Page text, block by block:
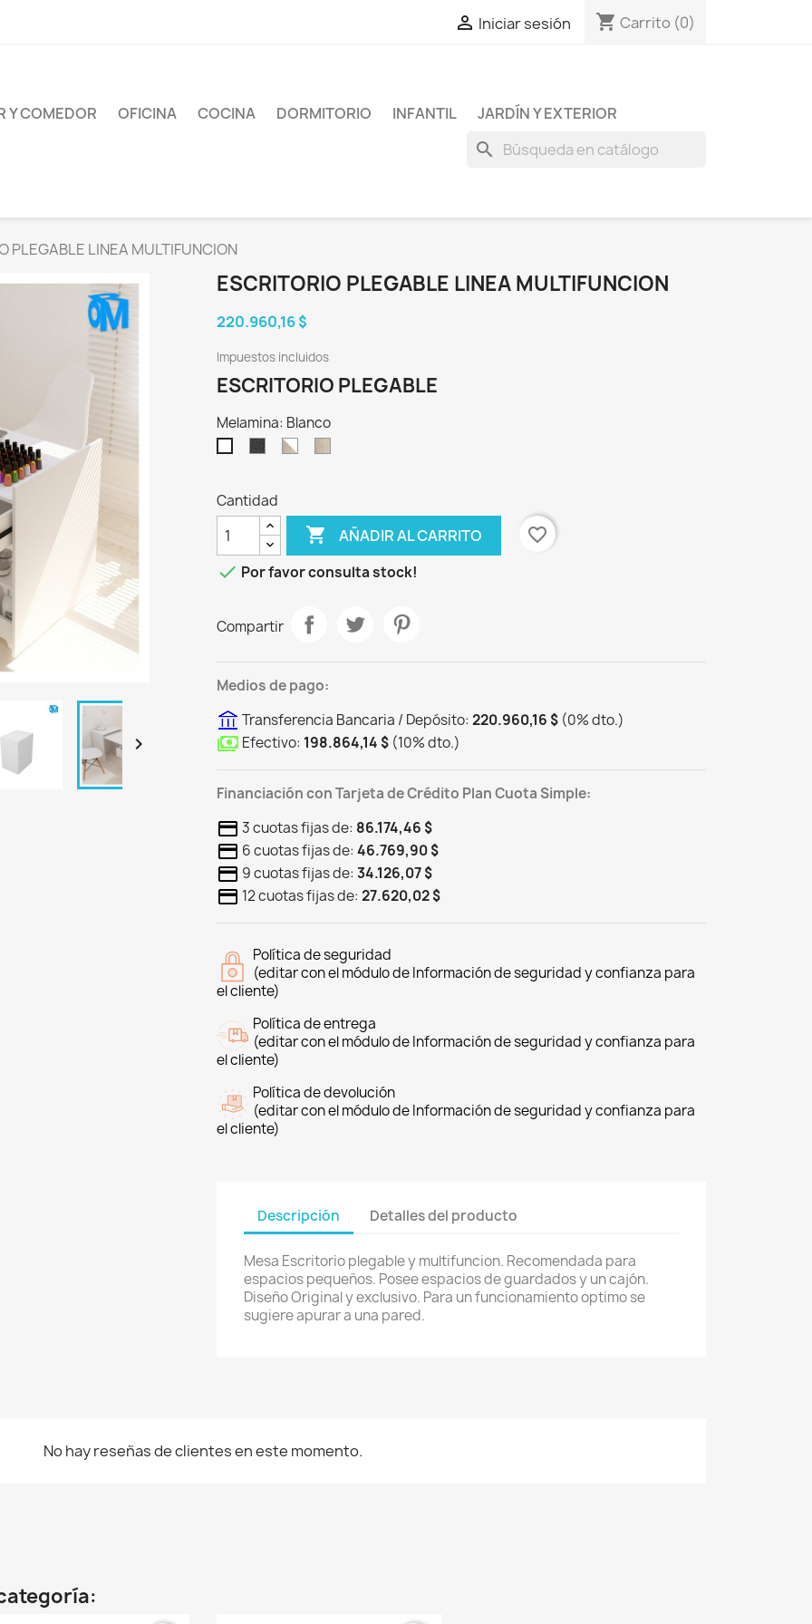
 Iniciar sesión shopping_cart Carrito (0)
Y COMEDOR OFICINA COCINA DORMITORIO INFANTIL JARDÍN Y EXTERIOR
search
PLEGABLE LINEA MULTIFUNCION

ESCRITORIO PLEGABLE LINEA MULTIFUNCION
220.960,16 $
Impuestos incluidos
ESCRITORIO PLEGABLE
Melamina: Blanco
Blanco Sauco
Cantidad
 AÑADIR AL CARRITO
favorite_border
 Por favor consulta stock!
Compartir
Medios de pago:
Transferencia Bancaria / Depósito: 220.960,16 $ (0%dto.)
Efectivo: 198.864,14 $ (10%dto.)
Financiación con Tarjeta de Crédito Plan Cuota Simple:
3 cuotas fijas de: 86.174,46 $
6 cuotas fijas de: 46.769,90 $
9 cuotas fijas de: 34.126,07 $
12 cuotas fijas de: 27.620,02 $
Política de seguridad
(editar con el módulo de Información de seguridad y confianza para
el cliente)
Política de entrega
(editar con el módulo de Información de seguridad y confianza para
el cliente)
Política de devolución
(editar con el módulo de Información de seguridad y confianza para
el cliente)
Descripción Detalles del producto
Mesa Escritorio plegable y multifuncion. Recomendada para
espacios pequeños. Posee espacios de guardados y un cajón.
Diseño Original y exclusivo. Para un funcionamiento optimo se
sugiere apurar a una pared.
No hay reseñas de clientes en este momento.